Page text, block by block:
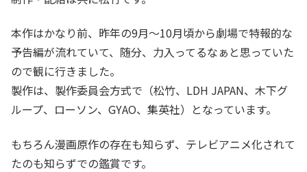
本作はかなり前、昨年の9月～10月頃から劇場で特報的な
予告編が流れていて、随分、力入ってるなぁと思っていた
ので観に行きました。
製作は、製作委員会方式で（松竹、LDH JAPAN、木下グ
ループ、ローソン、GYAO、集英社）となっています。
もちろん漫画原作の存在も知らず、テレビアニメ化されて
たのも知らずでの鑑賞です。